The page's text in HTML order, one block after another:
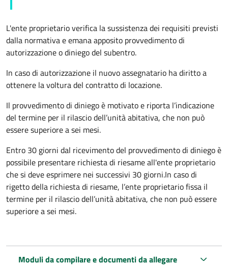
L'ente proprietario verifica la sussistenza dei requisiti previsti
dalla normativa e emana apposito provvedimento di
autorizzazione o diniego del subentro.
In caso di autorizzazione il nuovo assegnatario ha diritto a
ottenere la voltura del contratto di locazione.
Il provvedimento di diniego è motivato e riporta l’indicazione
del termine per il rilascio dell’unità abitativa, che non può
essere superiore a sei mesi.
Entro 30 giorni dal ricevimento del provvedimento di diniego è
possibile presentare richiesta di riesame all'ente proprietario
che si deve esprimere nei successivi 30 giorni.In caso di
rigetto della richiesta di riesame, l’ente proprietario fissa il
termine per il rilascio dell’unità abitativa, che non può essere
superiore a sei mesi.
Moduli da compilare e documenti da allegare